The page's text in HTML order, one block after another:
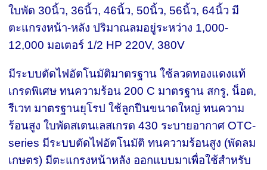
ใบพัด 30นิ้ว, 36นิ้ว, 46นิ้ว, 50นิ้ว, 56นิ้ว, 64นิ้ว มี
ตะแกรงหน้า-หลัง ปริมาณลมอยู่ระหว่าง 1,000-
12,000 มอเตอร์ 1/2 HP 220V, 380V
มีระบบตัดไฟอัตโนมัติมาตรฐาน ใช้ลวดทองแดงแท้
เกรดพิเศษ ทนความร้อน 200 C มาตรฐาน สกรู, น็อต,
รีเวท มาตรฐานยุโรป ใช้ลูกปืนขนาดใหญ่ ทนความ
ร้อนสูง ใบพัดสเตนเลสเกรด 430 ระบายอากาศ OTC-
series มีระบบตัดไฟอัตโนมัติ ทนความร้อนสูง (พัดลม
เกษตร) มีตะแกรงหน้าหลัง ออกแบบมาเพื่อใช้สำหรับ